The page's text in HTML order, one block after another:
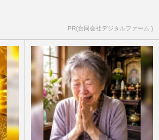
PR(合同会社デジタルファーム )